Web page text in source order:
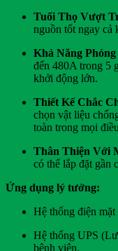
Tuổi Thọ Vượt
nguồn tốt ngay cả
Khả Năng
đến 480A trong 5
khởi động lớn.
Thiết Kế Chắc
chọn vật liệu
toàn trong mọi
Thân Thiện Với
có thể lắp đặt gần
Ứng dụng lý tưởng:
Hệ thống điện
Hệ thống UPS
bệnh viện.